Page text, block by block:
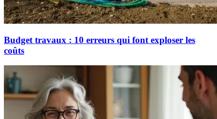
Budget travaux : 10 erreurs qui font exploser les
coûts